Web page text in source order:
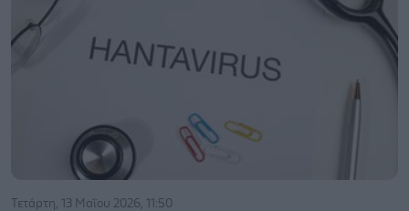
Τετάρτη, 13 Μαΐου 2026, 11:50